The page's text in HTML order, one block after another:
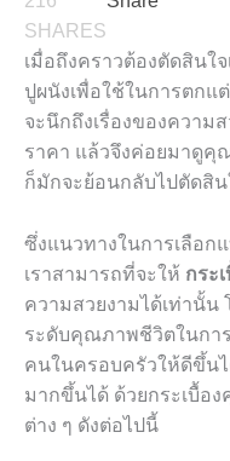
SHARES
เมื่อถึงคราวต้องตัดสินใ
ปูผนังเพื่อใช้ในการตก
จะนึกถึงเรื่องของความ
ราคา แล้วจึงค่อยมาดู
ก็มักจะย้อนกลับไปตัดสิ
ซึ่งแนวทางในการเลือก
เราสามารถที่จะให้ กระ
ความสวยงามได้เท่านั้น
ระดับคุณภาพชีวิตในกา
คนในครอบครัวให้ดีขึ้น
มากขึ้นได้ ด้วยกระเบื้
ต่าง ๆ ดังต่อไปนี้